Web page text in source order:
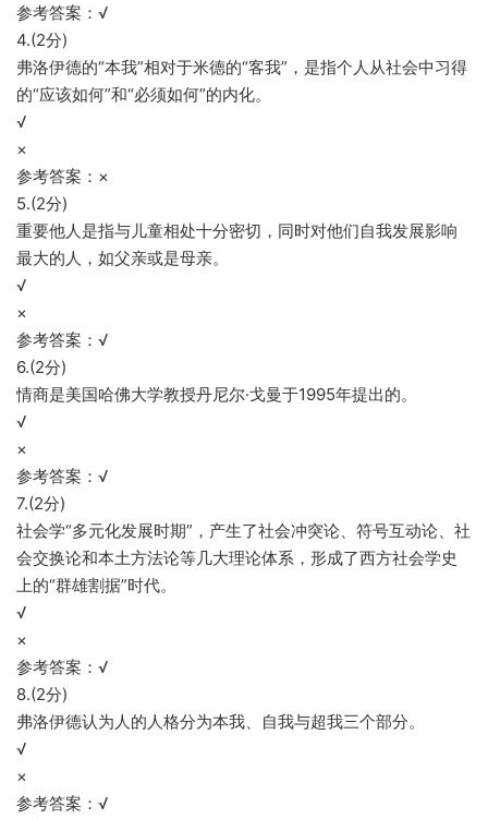
参考答案：√
4.(2分)
弗洛伊德的“本我”相对于米德的“客我”，是指个人从社会中习得
的“应该如何”和“必须如何”的内化。
√
×
参考答案：×
5.(2分)
重要他人是指与儿童相处十分密切，同时对他们自我发展影响
最大的人，如父亲或是母亲。
√
×
参考答案：√
6.(2分)
情商是美国哈佛大学教授丹尼尔·戈曼于1995年提出的。
√
×
参考答案：√
7.(2分)
社会学“多元化发展时期”，产生了社会冲突论、符号互动论、社
会交换论和本土方法论等几大理论体系，形成了西方社会学史
上的“群雄割据”时代。
√
×
参考答案：√
8.(2分)
弗洛伊德认为人的人格分为本我、自我与超我三个部分。
√
×
参考答案：√